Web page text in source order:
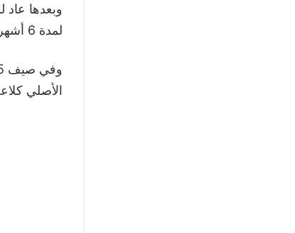
لمدة 6 أشهر لجنوى بعد ارتداءه لقميص السيدة العجوز في 12 مباراة فقط.
الأصلي